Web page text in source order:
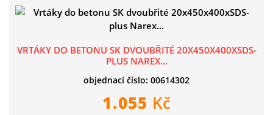
VRTÁKY DO BETONU SK DVOUBŘITÉ 20X450X400XSDS-
PLUS NAREX...
objednací číslo: 00614302
1.055 Kč